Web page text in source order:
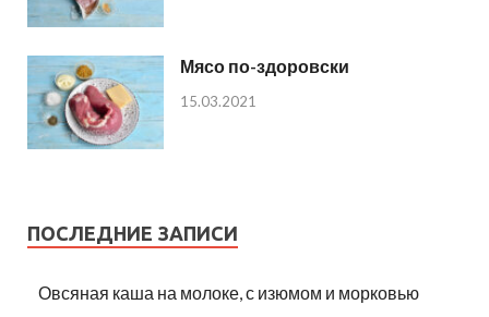
Мясо по-здоровски
15.03.2021
ПОСЛЕДНИЕ ЗАПИСИ
Овсяная каша на молоке, с изюмом и морковью